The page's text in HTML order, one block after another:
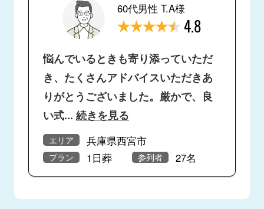
60代男性 T.A様
4.8
悩んでいるときも寄り添っていただ
き、たくさんアドバイスいただきあ
りがとうございました。厳かで、良
い式... 続きを見る
エリア 兵庫県西宮市
プラン 1日葬 参列者 27名